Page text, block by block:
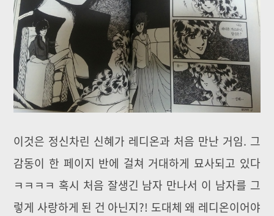
이것은 정신차린 신혜가 레디온과 처음 만난 거임. 그
감동이 한 페이지 반에 걸쳐 거대하게 묘사되고 있다
ㅋㅋㅋㅋ 혹시 처음 잘생긴 남자 만나서 이 남자를 그
렇게 사랑하게 된 건 아닌지?! 도대체 왜 레디온이어야